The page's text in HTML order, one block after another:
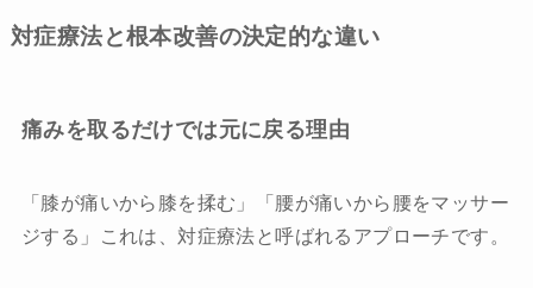
対症療法と根本改善の決定的な違い
痛みを取るだけでは元に戻る理由
「膝が痛いから膝を揉む」「腰が痛いから腰をマッサー
ジする」これは、対症療法と呼ばれるアプローチです。